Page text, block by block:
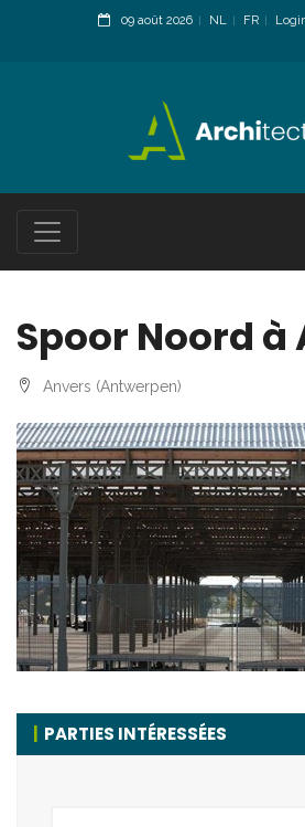
09 août 2026 NL FR
Spoor Noord à
Anvers (Antwerpen)
PARTIES INTÉRESSÉES